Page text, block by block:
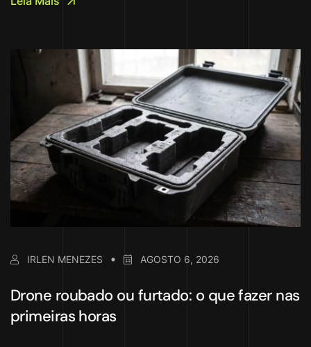
IRLEN MENEZES AGOSTO 6, 2026
Drone roubado ou furtado: o que fazer nas
primeiras horas